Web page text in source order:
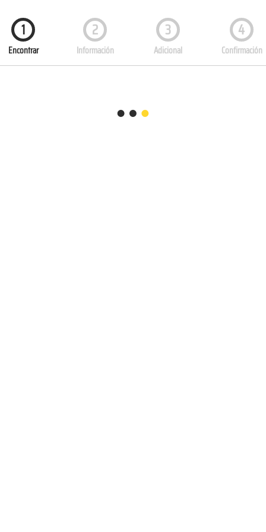
1
Encontrar
2
Información
3
Adicional
4
Confirmación